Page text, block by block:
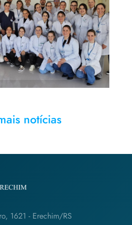
e professores na
realizada na
Hospitalar Lenoir
Ferreira
notícias
1621 - Erechim/RS